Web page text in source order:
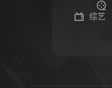
综艺